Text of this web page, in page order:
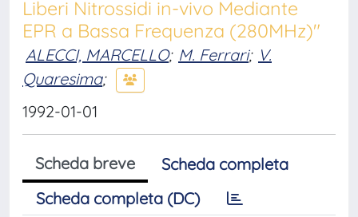
Liberi Nitrossidi in-vivo Mediante
EPR a Bassa Frequenza (280MHz)"
ALECCI, MARCELLO; M. Ferrari; V.
Quaresima;
1992-01-01
Scheda breve
Scheda completa
Scheda completa (DC)